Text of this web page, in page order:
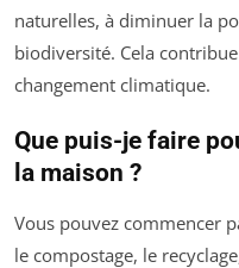
naturelles, à diminuer la
biodiversité. Cela
changement climatique.
Que puis-je faire
la maison ?
Vous pouvez commencer
le compostage, le